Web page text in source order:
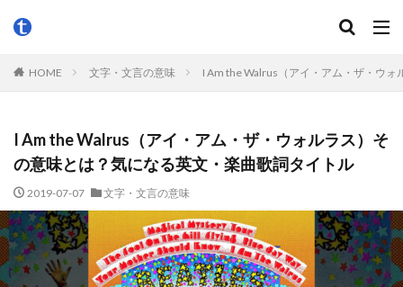
HOME 文字・文言の意味 I Am the Walrus（アイ・アム・ザ・ウ
I Am the Walrus（アイ・アム・ザ・ウォルラス）そ
の意味とは？気になる英文・楽曲歌詞タイトル
2019-07-07 文字・文言の意味